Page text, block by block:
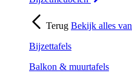
Terug Bekijk alles van
Bijzettafels
Balkon & muurtafels